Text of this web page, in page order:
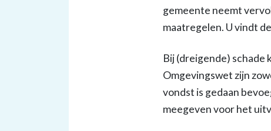
gemeente neemt
maatregelen. U vindt
Bij (dreigende) schade
Omgevingswet zijn
vondst is gedaan
meegeven voor het